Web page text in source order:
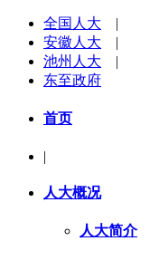
全国人大 |
安徽人大 |
池州人大 |
东至政府
首页
|
人大概况
人大简介